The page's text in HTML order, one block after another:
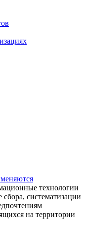
технологии
систематизации
на территории